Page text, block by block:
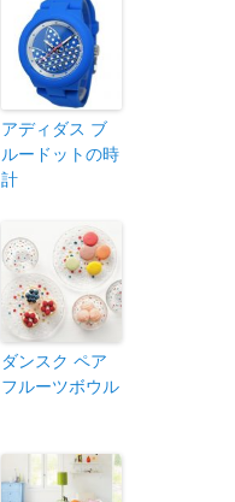
アディダス ブ
ルードットの時
計
ダンスク ペア
フルーツボウル